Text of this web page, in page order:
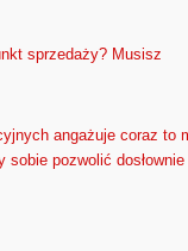
sprzedaży? Musisz
angażuje coraz to
pozwolić